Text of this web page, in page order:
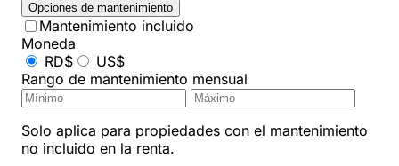
Opciones de mantenimiento
Mantenimiento incluido
Moneda
RD$
US$
Rango de mantenimiento mensual
Solo aplica para propiedades con el mantenimiento
no incluido en la renta.